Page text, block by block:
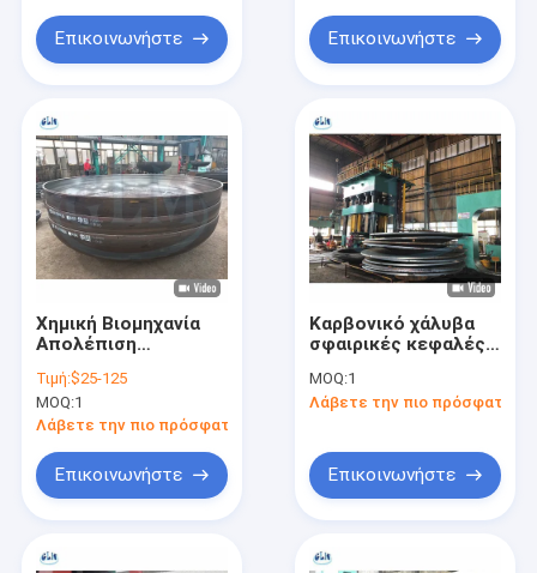
Επικοινωνήστε Επικοινωνήστε
Χημική Βιομηχανία
Απολέπιση
κεφαλή με
πιστοποίηση
ISO9001
Τιμή:$25-125
MOQ:1
Λάβετε την πιο πρόσφατη τιμή
Επικοινωνήστε
Καρβονικό χάλυβα
σφαιρικές κεφαλές
ελλειπτικός θόλος
MOQ:1
Λάβετε την πιο πρόσφατη
Επικοινωνήστε